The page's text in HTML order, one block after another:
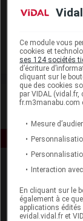
Ce module vous
cookies et
ses 124 sociétés
d’écriture
cliquant sur le
que des cookies
par VIDAL
fr.m3manabu.com
Mesure
Interaction
En cliquant sur le
également à ce
applications édités
evidal.vidal.fr et